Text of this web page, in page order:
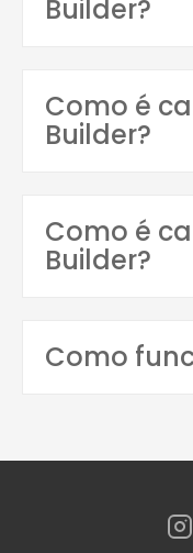
Builder?
Como é
Builder?
Como é
Builder?
Como